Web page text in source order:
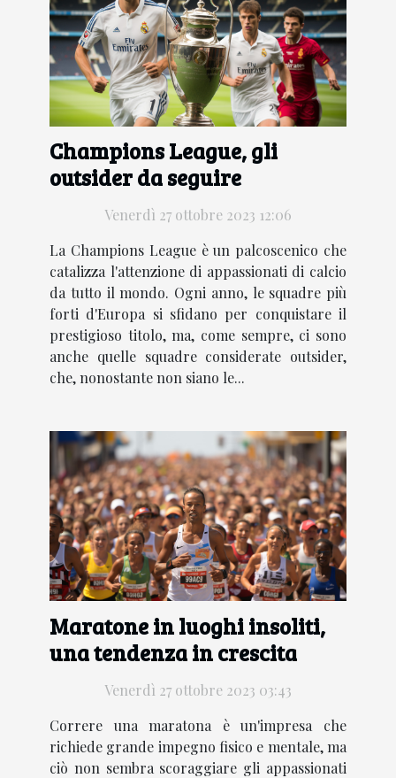
Champions League, gli
outsider da seguire
Venerdì 27 ottobre 2023 12:06
La Champions League è un palcoscenico che
catalizza l'attenzione di appassionati di calcio
da tutto il mondo. Ogni anno, le squadre più
forti d'Europa si sfidano per conquistare il
prestigioso titolo, ma, come sempre, ci sono
anche quelle squadre considerate outsider,
che, nonostante non siano le...
Maratone in luoghi insoliti,
una tendenza in crescita
Venerdì 27 ottobre 2023 03:43
Correre una maratona è un'impresa che
richiede grande impegno fisico e mentale, ma
ciò non sembra scoraggiare gli appassionati